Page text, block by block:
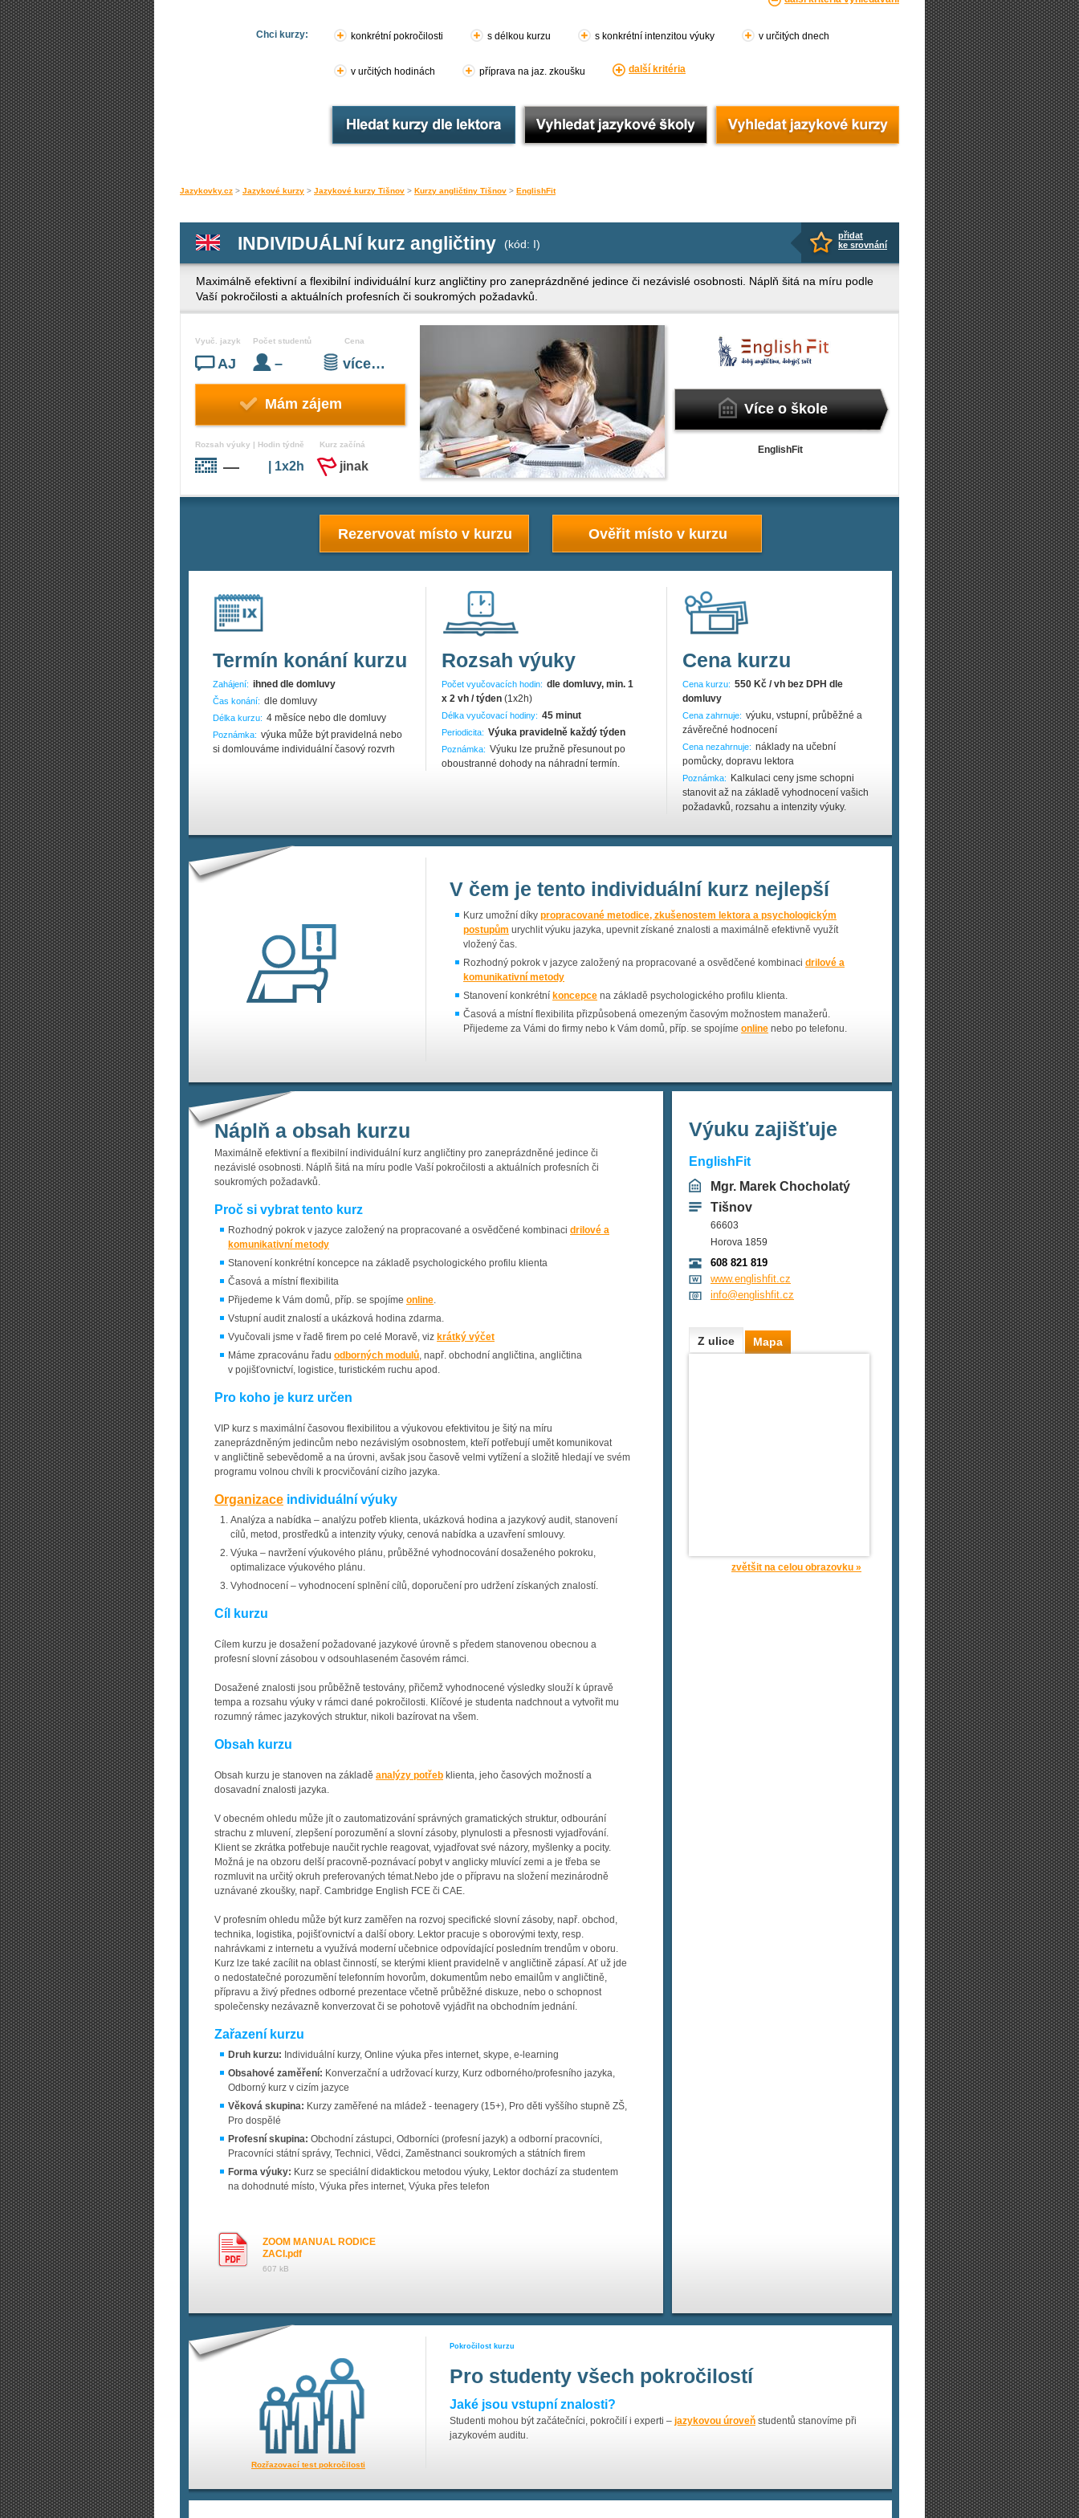
Chci kurzy: konkrétní pokročilosti s délkou kurzu s konkrétní intenzitou výuky v určitých dnech
v určitých hodinách příprava na jaz. zkoušku další kritéria
Jazykovky.cz > Jazykové kurzy > Jazykové kurzy Tišnov > Kurzy angličtiny Tišnov > EnglishFit
přidat
ke srovnání
INDIVIDUÁLNÍ kurz angličtiny (kód: I)
Maximálně efektivní a flexibilní individuální kurz angličtiny pro zaneprázdněné jedince či nezávislé osobnosti. Náplň šitá na míru podle
Vaší pokročilosti a aktuálních profesních či soukromých požadavků.
Vyuč. jazyk
AJ
Počet studentů
–
Cena
více…
Mám zájem
Rozsah výuky | Hodin týdně
— | 1x2h
Kurz začíná
jinak
Více o škole
EnglishFit
Rezervovat místo v kurzu Ověřit místo v kurzu
Termín konání kurzu
Zahájení: ihned dle domluvy
Čas konání: dle domluvy
Délka kurzu: 4 měsíce nebo dle domluvy
Poznámka: výuka může být pravidelná nebo
si domlouváme individuální časový rozvrh
Rozsah výuky
Počet vyučovacích hodin: dle domluvy, min. 1
x 2 vh / týden (1x2h)
Délka vyučovací hodiny: 45 minut
Periodicita: Výuka pravidelně každý týden
Poznámka: Výuku lze pružně přesunout po
oboustranné dohody na náhradní termín.
Cena kurzu
Cena kurzu: 550 Kč / vh bez DPH dle
domluvy
Cena zahrnuje: výuku, vstupní, průběžné a
závěrečné hodnocení
Cena nezahrnuje: náklady na učební
pomůcky, dopravu lektora
Poznámka:
Kalkulaci ceny jsme schopni
stanovit až na základě vyhodnocení vašich
požadavků, rozsahu a intenzity výuky.
V čem je tento individuální kurz nejlepší
Kurz umožní díky propracované metodice, zkušenostem lektora a psychologickým
postupům urychlit výuku jazyka, upevnit získané znalosti a maximálně efektivně využít
vložený čas.
Rozhodný pokrok v jazyce založený na propracované a osvědčené kombinaci drilové a
komunikativní me­tody
Stanovení konkrétní koncepce na základě psychologického profilu klienta.
Časová a místní flexibilita přizpůsobená omezeným časovým možnostem manažerů.
Přijedeme za Vámi do firmy nebo k Vám domů, příp. se spojíme online nebo po telefonu.
Náplň a obsah kurzu
Maximálně efektivní a flexibilní individuální kurz angličtiny pro zaneprázdněné jedince či
nezávislé osobnosti. Náplň šitá na míru podle Vaší pokročilosti a aktuálních profesních či
soukromých požadavků.
Proč si vybrat tento kurz
Rozhodný pokrok v jazyce založený na propracované a osvědčené kombinaci drilové a
komunikativní me­tody
Stanovení konkrétní koncepce na základě psychologického profilu klienta
Časová a místní flexibilita
Přijedeme k Vám domů, příp. se spojíme online.
Vstupní audit znalostí a ukázková hodina zdarma.
Vyučovali jsme v řadě firem po celé Moravě, viz krátký výčet
Máme zpracovánu řadu odborných modulů, např. obchodní angličtina, angličtina
v pojišťovnictví, logistice, turistickém ruchu apod.
Pro koho je kurz určen
VIP kurz s maximální časovou flexibilitou a výukovou efektivitou je šitý na míru
zaneprázdněným jedincům nebo nezávislým osobnostem, kteří potřebují umět komunikovat
v angličtině sebevědomě a na úrovni, avšak jsou časově velmi vytížení a složitě hledají ve svém
programu volnou chvíli k procvičování cizího jazyka.
Organizace individuální výuky
Analýza a nabídka – analýzu potřeb klienta, ukázková hodina a jazykový audit, stanovení
cílů, metod, prostředků a intenzity výuky, cenová nabídka a uzavření smlouvy.
Výuka – navržení výukového plánu, průběžné vyhodnocování dosaženého pokroku,
optimalizace výukového plánu.
Vyhodnocení – vyhodnocení splnění cílů, doporučení pro udržení získaných znalostí.
Cíl kurzu
Cílem kurzu je dosažení požadované jazykové úrovně s předem stanovenou obecnou a
profesní slovní zásobou v odsouhlaseném časovém rámci.
Dosažené znalosti jsou průběžně testovány, přičemž vyhodnocené výsledky slouží k úpravě
tempa a rozsahu výuky v rámci dané pokročilosti. Klíčové je studenta nadchnout a vytvořit mu
rozumný rámec jazykových struktur, nikoli bazírovat na všem.
Obsah kurzu
Obsah kurzu je stanoven na základě analýzy potřeb klienta, jeho časových možností a
dosavadní znalosti jazyka.
V obecném ohledu může jít o zautomatizování správných gramatických struktur, odbourání
strachu z mluvení, zlepšení porozumění a slovní zásoby, plynulosti a přesnosti vyjadřování.
Klient se zkrátka potřebuje naučit rychle reagovat, vyjadřovat své názory, myšlenky a pocity.
Možná je na obzoru delší pracovně-poznávací pobyt v anglicky mluvící zemi a je třeba se
rozmluvit na určitý okruh preferovaných témat.Nebo jde o přípravu na složení mezinárodně
uznávané zkoušky, např. Cambridge English FCE či CAE.
V profesním ohledu může být kurz zaměřen na rozvoj specifické slovní zásoby, např. obchod,
technika, logistika, pojišťovnictví a další obory. Lektor pracuje s oborovými texty, resp.
nahrávkami z internetu a využívá moderní učebnice odpovídající posledním trendům v oboru.
Kurz lze také zacílit na oblast činností, se kterými klient pravidelně v angličtině zápasí. Ať už jde
o nedostatečné porozumění telefonním hovorům, dokumentům nebo emailům v angličtině,
přípravu a živý přednes odborné prezentace včetně průběžné diskuze, nebo o schopnost
společensky nezávazně konverzovat či se pohotově vyjádřit na obchodním jednání.
Zařazení kurzu
Druh kurzu: Individuální kurzy, Online výuka přes internet, skype, e-learning
Obsahové zaměření: Konverzační a udržovací kurzy, Kurz odborného/profesního jazyka,
Odborný kurz v cizím jazyce
Věková skupina: Kurzy zaměřené na mládež - teenagery (15+), Pro děti vyššího stupně ZŠ,
Pro dospělé
Profesní skupina: Obchodní zástupci, Odborníci (profesní jazyk) a odborní pracovníci,
Pracovníci státní správy, Technici, Vědci, Zaměstnanci soukromých a státních firem
Forma výuky: Kurz se speciální didaktickou metodou výuky, Lektor dochází za studentem
na dohodnuté místo, Výuka přes internet, Výuka přes telefon
ZOOM MANUAL RODICE
ZACI.pdf
607 kB
Výuku zajišťuje
EnglishFit
Mgr. Marek Chocholatý
Tišnov
66603
Horova 1859
608 821 819
www.englishfit.cz
info@englishfit.cz
Z ulice Mapa
zvětšit na celou obrazovku »
Pokročilost kurzu
Pro studenty všech pokročilostí
Jaké jsou vstupní znalosti?
Studenti mohou být začátečníci, pokročilí i experti – jazykovou úroveň studentů stanovíme při
jazykovém auditu.
Rozřazovací test pokročilosti